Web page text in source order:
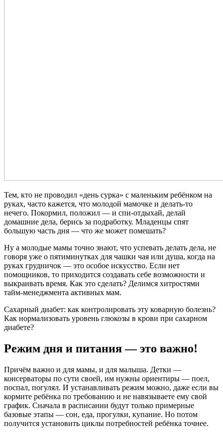
Тем, кто не проводил «день сурка» с маленьким ребёнком на
руках, часто кажется, что молодой мамочке и делать-то
нечего. Покормил, положил — и спи-отдыхай, делай
домашние дела, берись за подработку. Младенцы спят
большую часть дня — что же может помешать?
Ну а молодые мамы точно знают, что успевать делать дела, не
говоря уже о пятиминутках для чашки чая или душа, когда на
руках грудничок — это особое искусство. Если нет
помощников, то приходится создавать себе возможности и
выкраивать время. Как это сделать? Делимся хитростями
тайм-менеджмента активных мам.
Сахарный диабет: как контролировать эту коварную болезнь?
Как нормализовать уровень глюкозы в крови при сахарном
диабете?
Режим дня и питания — это важно!
Причём важно и для мамы, и для малыша. Детки —
консерваторы по сути своей, им нужны ориентиры — поел,
поспал, погулял. И устанавливать режим можно, даже если вы
кормите ребёнка по требованию и не навязываете ему свой
график. Сначала в расписании будут только примерные
базовые этапы — сон, еда, прогулки, купание. Но потом
получится установить циклы потребностей ребёнка точнее.